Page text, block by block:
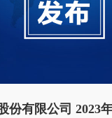
份有限公司 2023